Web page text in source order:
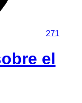
271
el